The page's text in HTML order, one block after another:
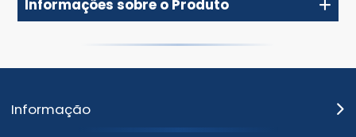
Informações sobre o Produto
Informação